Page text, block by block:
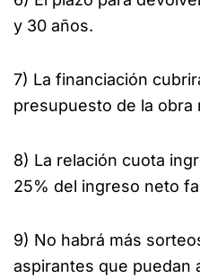
y 30 años.
7) La financiación
presupuesto de la obra
8) La relación cuota
25% del ingreso neto
9) No habrá más
aspirantes que puedan